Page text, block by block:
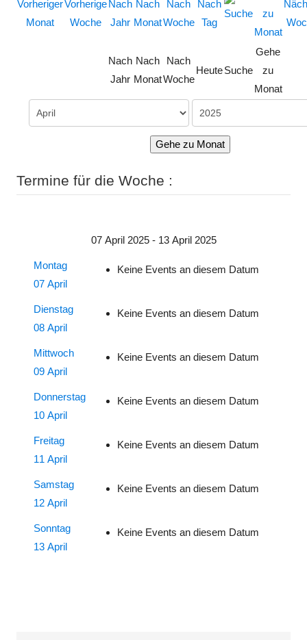
Nach
Jahr
Nach
Monat
Nach
Woche
HeuteSuche
Gehe
zu
Monat
Gehe zu Monat
Termine für die Woche :
07 April 2025 - 13 April 2025
Montag
07 April
Keine Events an diesem Datum
Dienstag
08 April
Keine Events an diesem Datum
Mittwoch
09 April
Keine Events an diesem Datum
Donnerstag
10 April
Keine Events an diesem Datum
Freitag
11 April
Keine Events an diesem Datum
Samstag
12 April
Keine Events an diesem Datum
Sonntag
13 April
Keine Events an diesem Datum